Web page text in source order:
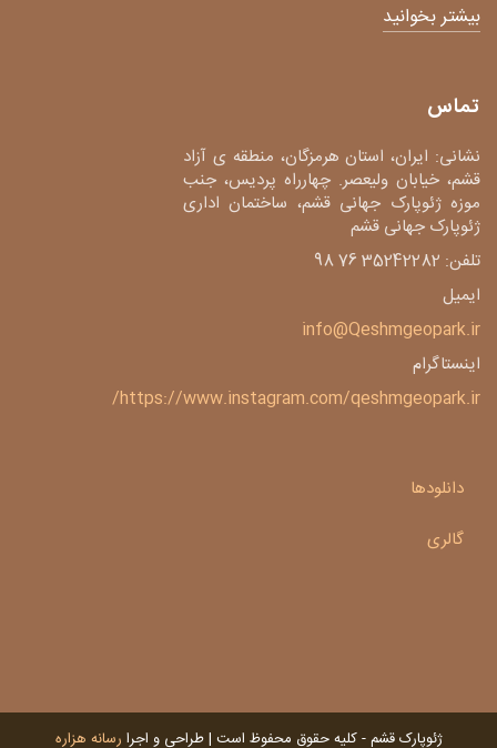
بیشتر بخوانید
تماس
نشانی: ایران، استان هرمزگان، منطقه ی آزاد
قشم، خیابان ولیعصر. چهارراه پردیس، جنب
موزه ژئوپارک جهانی قشم، ساختمان اداری
ژئوپارک جهانی قشم
تلفن: 35242282 76 98
ایمیل
info@Qeshmgeopark.ir
اینستاگرام
https://www.instagram.com/qeshmgeopark.ir/
دانلودها
گالری
ژئوپارک قشم - کلیه حقوق محفوظ است | طراحی و اجرا رسانه هزاره